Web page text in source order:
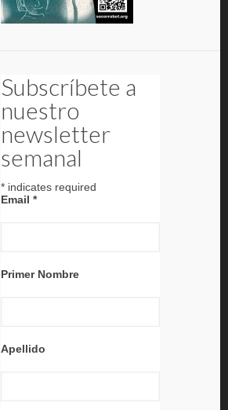
Subscríbete a
nuestro
newsletter
semanal
* indicates required
Email *
Primer Nombre
Apellido